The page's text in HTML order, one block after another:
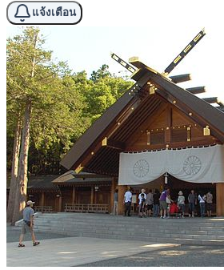
แจ้งเตือน